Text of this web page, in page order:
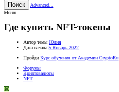
Поиск
Advanced...
Меню
Где купить NFT-токены
Автор темы Юлия
Дата начала 5 Январь 2022
Пройди Курс обучения от Академии CryptoRu
Форумы
Криптовалюты
NFT
Ю